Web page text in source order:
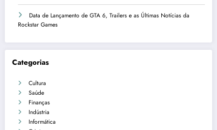
Data de Lançamento de GTA 6, Trailers e as Últimas Notícias da
Rockstar Games
Categorias
Cultura
Saúde
Finanças
Indústria
Informática